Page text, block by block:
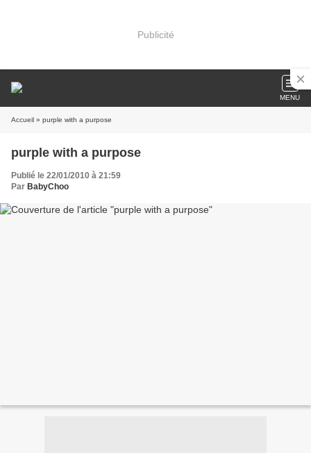
Publicité
MENU
Accueil » purple with a purpose
purple with a purpose
Publié le 22/01/2010 à 21:59
Par BabyChoo